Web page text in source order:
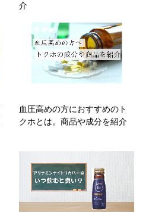
介
血圧高めの方におすすめのト
クホとは。商品や成分を紹介